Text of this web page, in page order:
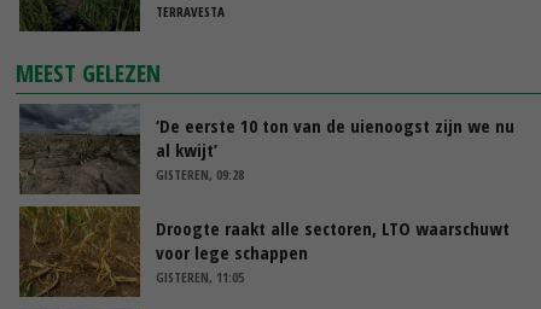
TERRAVESTA
MEEST GELEZEN
‘De eerste 10 ton van de uienoogst zijn we nu
al kwijt’
GISTEREN, 09:28
Droogte raakt alle sectoren, LTO waarschuwt
voor lege schappen
GISTEREN, 11:05